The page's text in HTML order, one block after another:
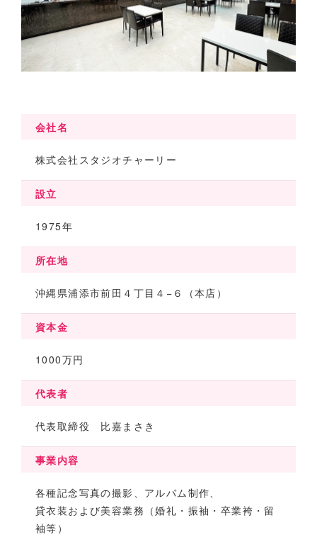
会社名
株式会社スタジオチャーリー
設立
1975年
所在地
沖縄県浦添市前田４丁目４−６（本店）
資本金
1000万円
代表者
代表取締役 比嘉まさき
事業内容
各種記念写真の撮影、アルバム制作、
貸衣装および美容業務（婚礼・振袖・卒業袴・留
袖等）